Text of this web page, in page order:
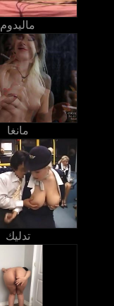
ماليدوم
مانغا
تدليك